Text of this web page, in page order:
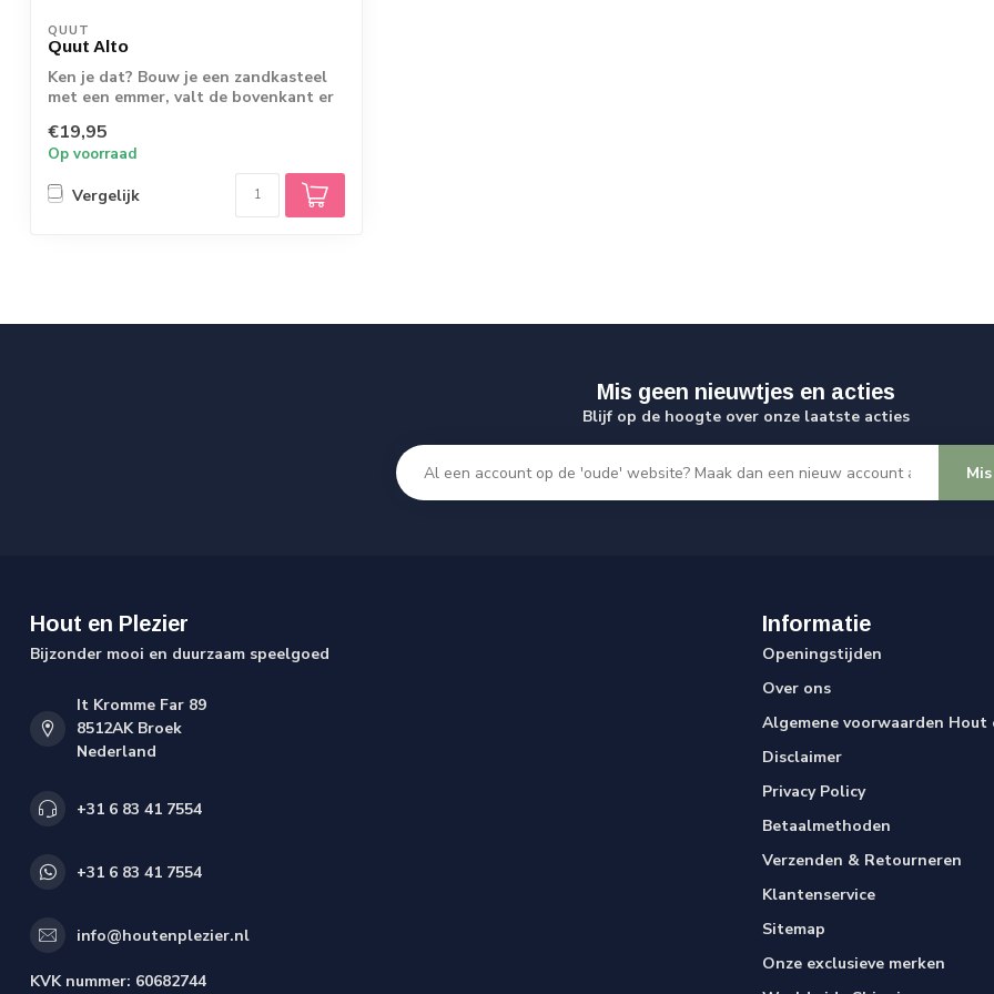
QUUT
Quut Alto
Ken je dat? Bouw je een zandkasteel
met een emmer, valt de bovenkant er
€19,95
Op voorraad
Vergelijk
Mis geen nieuwtjes en acties
Blijf op de hoogte over onze laatste acties
Hout en Plezier
Bijzonder mooi en duurzaam speelgoed
It Kromme Far 89
8512AK Broek
Nederland
+31 6 83 41 7554
+31 6 83 41 7554
info@houtenplezier.nl
KVK nummer: 60682744
Informatie
Openingstijden
Over ons
Algemene voorwaarden Hout
Disclaimer
Privacy Policy
Betaalmethoden
Verzenden & Retourneren
Klantenservice
Sitemap
Onze exclusieve merken